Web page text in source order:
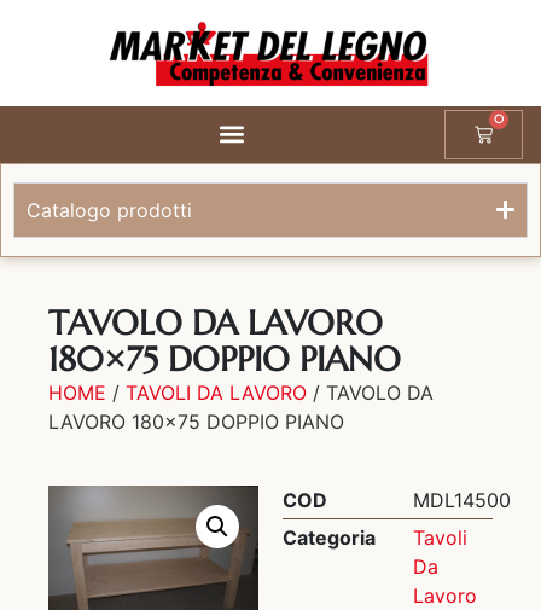
0
Catalogo prodotti
TAVOLO DA LAVORO
180×75 DOPPIO PIANO
HOME / TAVOLI DA LAVORO / TAVOLO DA
LAVORO 180×75 DOPPIO PIANO
COD
MDL14500
Categoria
Tavoli
Da
Lavoro